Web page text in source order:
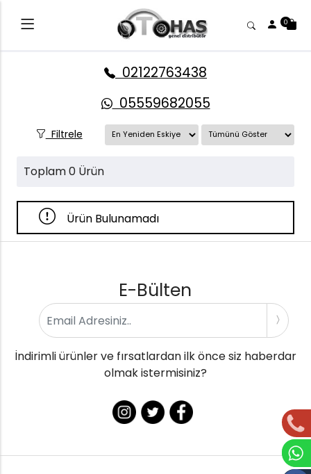
0
02122763438
05559682055
Filtrele
Toplam 0 Ürün
Ürün Bulunamadı
E-Bülten
İndirimli ürünler ve fırsatlardan ilk önce siz haberdar
olmak istermisiniz?